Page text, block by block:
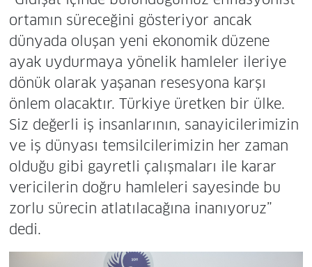
ortamın süreceğini gösteriyor ancak
dünyada oluşan yeni ekonomik düzene
ayak uydurmaya yönelik hamleler ileriye
dönük olarak yaşanan resesyona karşı
önlem olacaktır. Türkiye üretken bir ülke.
Siz değerli iş insanlarının, sanayicilerimizin
ve iş dünyası temsilcilerimizin her zaman
olduğu gibi gayretli çalışmaları ile karar
vericilerin doğru hamleleri sayesinde bu
zorlu sürecin atlatılacağına inanıyoruz”
dedi.